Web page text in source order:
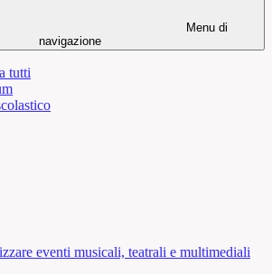
Menu di
navigazione
tutti
eventi musicali, teatrali e multimediali